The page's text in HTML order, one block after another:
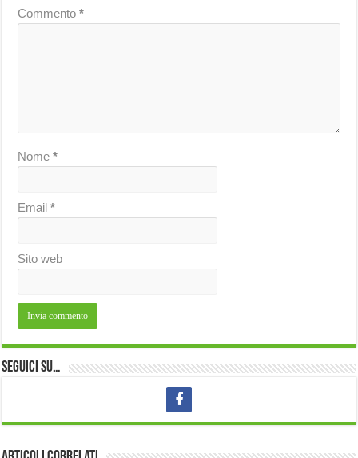
Commento*
Nome*
Email*
Sito web
Seguici su…